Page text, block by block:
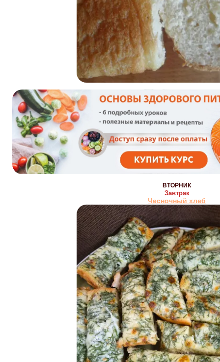
ВТОРНИК
Завтрак
Чесночный хлеб